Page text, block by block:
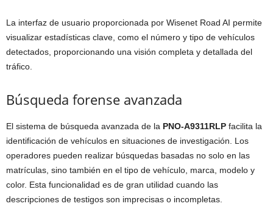
La interfaz de usuario proporcionada por Wisenet Road AI permite
visualizar estadísticas clave, como el número y tipo de vehículos
detectados, proporcionando una visión completa y detallada del
tráfico.
Búsqueda forense avanzada
El sistema de búsqueda avanzada de la PNO-A9311RLP facilita la
identificación de vehículos en situaciones de investigación. Los
operadores pueden realizar búsquedas basadas no solo en las
matrículas, sino también en el tipo de vehículo, marca, modelo y
color. Esta funcionalidad es de gran utilidad cuando las
descripciones de testigos son imprecisas o incompletas.